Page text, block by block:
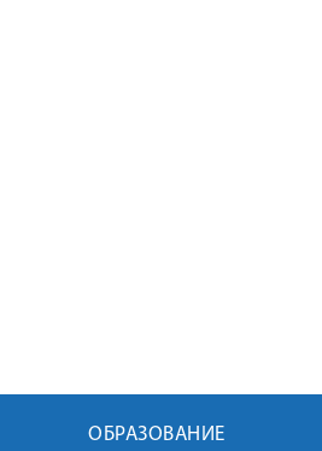
ОБРАЗОВАНИЕ